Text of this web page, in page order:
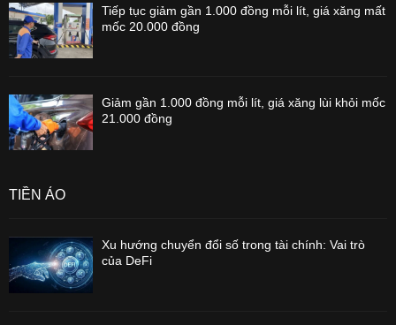
Tiếp tục giảm gần 1.000 đồng mỗi lít, giá xăng mất
mốc 20.000 đồng
Giảm gần 1.000 đồng mỗi lít, giá xăng lùi khỏi mốc
21.000 đồng
TIỀN ẢO
Xu hướng chuyển đổi số trong tài chính: Vai trò
của DeFi